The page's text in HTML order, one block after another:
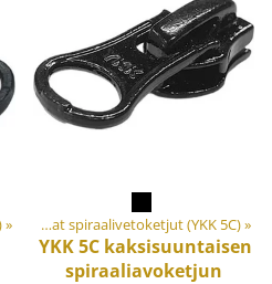
‪» Keskivahvat spiraalivetoketjut (YKK 5C)‪»
YKK 5C kaksisuuntaisen
spiraaliavoketjun